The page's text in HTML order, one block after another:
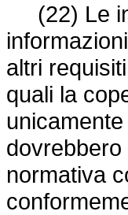
(22) Le
altri
quali la
normativa